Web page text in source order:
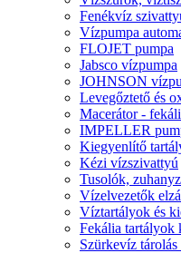
Fenékvíz
Vízpumpa
FLOJET pumpa
Jabsco vízpumpa
JOHNSON
Levegőztető és
Macerátor -
IMPELLER
Kiegyenlítő
Kézi vízszivattyú
Tusolók,
Vízelvezetők
Víztartályok és
Fekália tartályok
Szürkevíz tárolás